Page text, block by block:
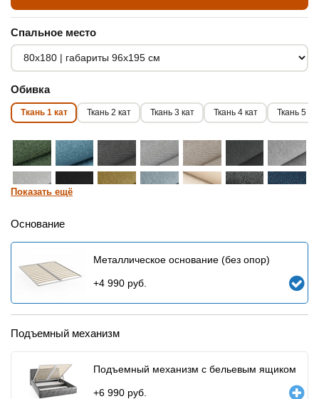
Спальное место
Обивка
Ткань 1 кат Ткань 2 кат Ткань 3 кат Ткань 4 кат Ткань 5
Показать ещё
Основание
Металлическое основание (без опор)
+4 990 руб.
Подъемный механизм
Подъемный механизм с бельевым ящиком
+6 990 руб.